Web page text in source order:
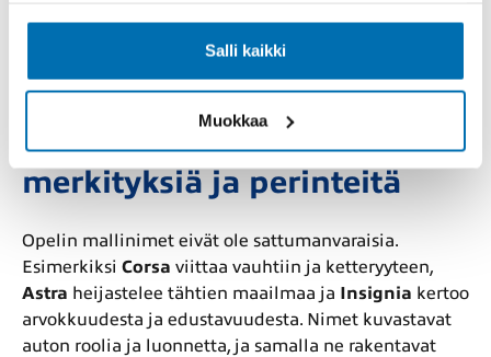
Salli kaikki
Muokkaa
tekee niistä luotettavia valintoja niin yksin liikkuvalle
kuin koko perheen tarpeisiin.
Mallinimien taustalla
merkityksiä ja perinteitä
Opelin mallinimet eivät ole sattumanvaraisia.
Esimerkiksi Corsa viittaa vauhtiin ja ketteryyteen,
Astra heijastelee tähtien maailmaa ja Insignia kertoo
arvokkuudesta ja edustavuudesta. Nimet kuvastavat
auton roolia ja luonnetta, ja samalla ne rakentavat